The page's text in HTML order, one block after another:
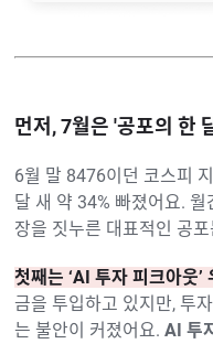
먼저, 7월은 '공포의 한
6월 말 8476이던 코스피
달 새 약 34% 빠졌어요. 월
장을 짓누른 대표적인 공
첫째는 ‘AI 투자 피크아웃’
금을 투입하고 있지만, 투
는 불안이 커졌어요. AI 투